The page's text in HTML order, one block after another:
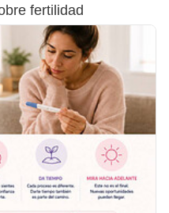
fertilidad